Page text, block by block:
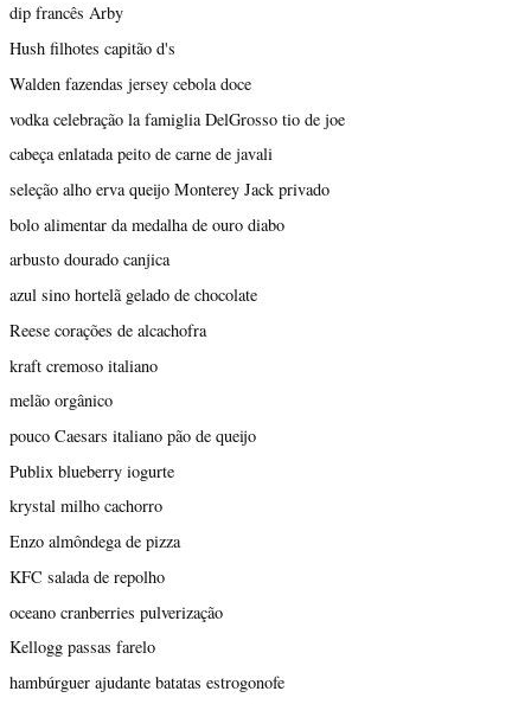
dip francês Arby
Hush filhotes capitão d's
Walden fazendas jersey cebola doce
vodka celebração la famiglia DelGrosso tio de joe
cabeça enlatada peito de carne de javali
seleção alho erva queijo Monterey Jack privado
bolo alimentar da medalha de ouro diabo
arbusto dourado canjica
azul sino hortelã gelado de chocolate
Reese corações de alcachofra
kraft cremoso italiano
melão orgânico
pouco Caesars italiano pão de queijo
Publix blueberry iogurte
krystal milho cachorro
Enzo almôndega de pizza
KFC salada de repolho
oceano cranberries pulverização
Kellogg passas farelo
hambúrguer ajudante batatas estrogonofe